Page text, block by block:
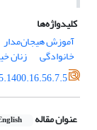
کلیدواژه‌ها
آموزش هیجان‌مدار
خانوادگی
زنان
عنوان مقاله